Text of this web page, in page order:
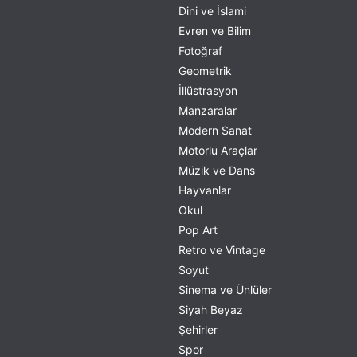
Dini ve İslami
Evren ve Bilim
Fotoğraf
Geometrik
İllüstrasyon
Manzaralar
Modern Sanat
Motorlu Araçlar
Müzik ve Dans
Hayvanlar
Okul
Pop Art
Retro ve Vintage
Soyut
Sinema ve Ünlüler
Siyah Beyaz
Şehirler
Spor